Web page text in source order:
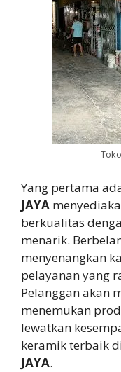
Yang pertama
JAYA
berkualitas
menarik.
menyenangkan
pelayanan yang
Pelanggan akan
menemukan
lewatkan
keramik terbaik
JAYA.